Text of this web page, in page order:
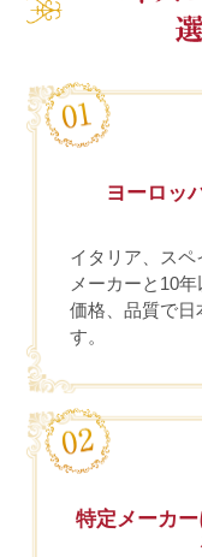
ヨーロッ
イタリア、ス
メーカーと10
価格、品質で
す。
特定メーカ